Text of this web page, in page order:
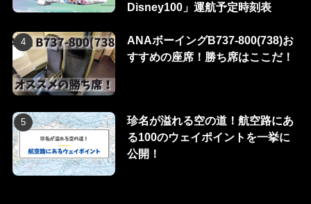
Disney100」運航予定時刻表
ANAボーイングB737-800(738)お
すすめの座席！勝ち席はここだ！
珍名が溢れる空の道！航空路にあ
る100のウェイポイントを一挙に
公開！